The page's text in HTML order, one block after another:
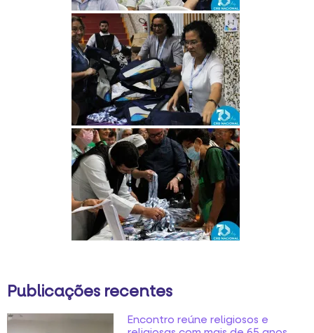
Publicações recentes
Encontro reúne religiosos e